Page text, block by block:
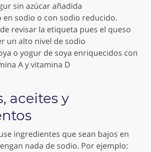
sin azúcar añadida
en sodio o con sodio reducido.
revisar la etiqueta pues el queso
un alto nivel de sodio
o yogur de soya enriquecidos con
A y vitamina D
aceites y
ingredientes que sean bajos en
nada de sodio. Por ejemplo: